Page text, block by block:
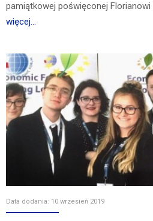
pamiątkowej poświęconej Florianowi
więcej...
Data dodania: 10 wrzesień 2019